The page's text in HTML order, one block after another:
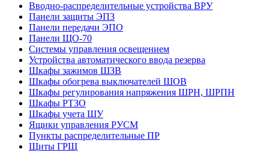
Вводно-распределительные устройства ВРУ
Панели защиты ЭПЗ
Панели передачи ЭПО
Панели ЩО-70
Системы управления освещением
Устройства автоматического ввода резерва
Шкафы зажимов ШЗВ
Шкафы обогрева выключателей ШОВ
Шкафы регулирования напряжения ШРН, ШРПН
Шкафы РТЗО
Шкафы учета ШУ
Ящики управления РУСМ
Пункты распределительные ПР
Щиты ГРЩ